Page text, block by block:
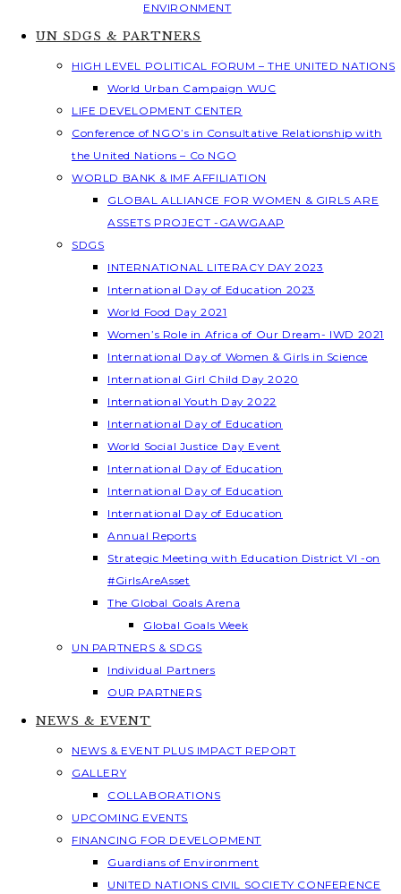
ENVIRONMENT
UN SDGS & PARTNERS
HIGH LEVEL POLITICAL FORUM – THE UNITED NATIONS
World Urban Campaign WUC
LIFE DEVELOPMENT CENTER
Conference of NGO’s in Consultative Relationship with
the United Nations – Co NGO
WORLD BANK & IMF AFFILIATION
GLOBAL ALLIANCE FOR WOMEN & GIRLS ARE
ASSETS PROJECT -GAWGAAP
SDGS
INTERNATIONAL LITERACY DAY 2023
International Day of Education 2023
World Food Day 2021
Women’s Role in Africa of Our Dream- IWD 2021
International Day of Women & Girls in Science
International Girl Child Day 2020
International Youth Day 2022
International Day of Education
World Social Justice Day Event
International Day of Education
International Day of Education
International Day of Education
Annual Reports
Strategic Meeting with Education District VI -on
#GirlsAreAsset
The Global Goals Arena
Global Goals Week
UN PARTNERS & SDGS
Individual Partners
OUR PARTNERS
NEWS & EVENT
NEWS & EVENT PLUS IMPACT REPORT
GALLERY
COLLABORATIONS
UPCOMING EVENTS
FINANCING FOR DEVELOPMENT
Guardians of Environment
UNITED NATIONS CIVIL SOCIETY CONFERENCE